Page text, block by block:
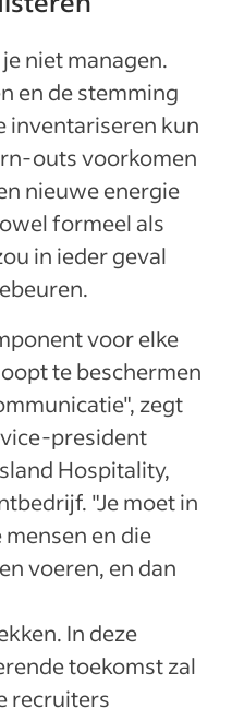
niet managen.
en de stemming
inventariseren kun
outs voorkomen
nieuwe energie
formeel als
in ieder geval
voor elke
te beschermen
zegt
president
Hospitality,
"Je moet in
en die
voeren, en dan
In deze
toekomst zal
recruiters